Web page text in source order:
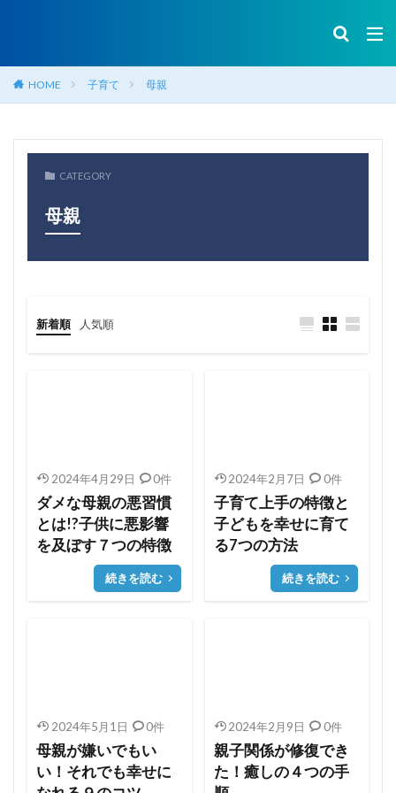
HOME 子育て 母親
CATEGORY
母親
新着順 人気順
2024年4月29日 0件
ダメな母親の悪習慣
とは!?子供に悪影響
を及ぼす７つの特徴
続きを読む
2024年2月7日 0件
子育て上手の特徴と
子どもを幸せに育て
る7つの方法
続きを読む
2024年5月1日 0件
母親が嫌いでもい
い！それでも幸せに
2024年2月9日 0件
親子関係が修復でき
た！癒しの４つの手